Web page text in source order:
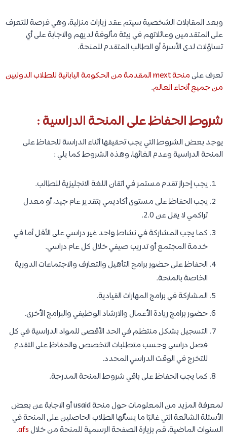
وبعد المقابلات الشخصية سيتم عقد زيارات منزلية، وهي فرصة للتعرف
على المتقدمين وعائلاتهم في بيئة مألوفة لديهم والاجابة على أي
تساؤلات لدى الأسرة أو الطالب المتقدم للمنحة.
تعرف على
منحة mext المقدمة من الحكومة اليابانية للطلاب الدوليين
من جميع أنحاء العالم.
شروط الحفاظ على المنحة الدراسية :
يوجد بعض الشروط التي يجب تحقيقها أثناء الدراسة للحفاظ على
المنحة الدراسية وعدم الغائها، وهذه الشروط كما يلي :
يجب إحراز تقدم مستمر في اتقان اللغة الانجليزية للطالب.
يجب الحفاظ على مستوى أكاديمي بتقدير عام جيد، أو معدل
تراكمي لا يقل عن 2.0.
كما يجب المشاركة في نشاط واحد غير دراسي على الأقل أما في
خدمة المجتمع أو تدريب صيفي خلال كل عام دراسي.
الحفاظ على حضور برامج التأهيل والتعارف والاجتماعات الدورية
الخاصة بالمنحة.
المشاركة في برامج المهارات القيادية.
حضور برامج ريادة الأعمال والارشاد الوظيفي والبرامج الأخرى.
التسجيل بشكل منتظم في الحد الأقصى للمواد الدراسية في كل
فصل دراسي وحسب متطلبات التخصص والحفاظ على التقدم
للتخرج في الوقت الدراسي المحدد.
كما يجب الحفاظ على باقي شروط المنحة المدرجة.
لمعرفة المزيد من المعلومات حول منحة usaid أو الاجابة عن بعض
الأسئلة الشائعة التي غالبًا ما يسألها الطلاب الحاصلين على المنحة في
السنوات الماضية، قم بزيارة الصفحة الرسمية للمنحة من خلالafs
.